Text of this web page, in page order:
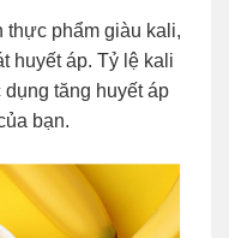
thực phẩm giàu kali,
huyết áp. Tỷ lệ kali
tăng huyết áp
bạn.